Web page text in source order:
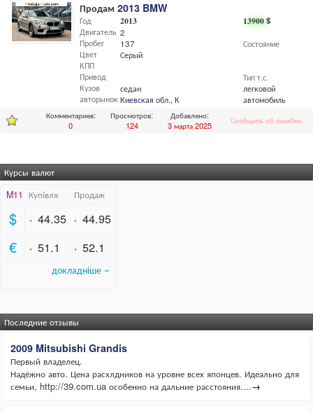
Продам 2013 BMW
13900$
Состояние
Тип т.с.
легковой
автомобиль
Год
Двигатель
Пробег
Цвет
КПП
Привод
Кузов
авторынок
2013
2
137
Серый
седан
Киевская обл.,Киев
Комментариев:
0
Просмотров:
124
Добавлено:
3 марта 2025
Сообщить об ошибке
Курсы валют
Последние отзывы
2009 Mitsubishi Grandis
Первый владелец.
Надёжно авто. Цена расхлдников на уровне всех японцев. Идеально для
семьи, http://39.com.ua особенно на дальние расстояния....→